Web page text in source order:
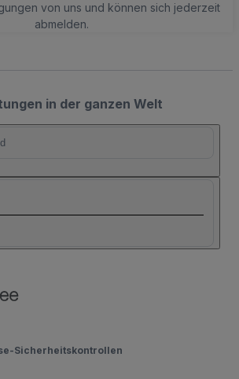
von uns und können sich jederzeit
abmelden.
in der ganzen Welt
Sicherheitskontrollen